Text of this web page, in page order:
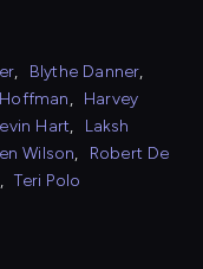
, Blythe Danner,
, Harvey
Hart,
Laksh
Wilson,
Robert De
, Teri Polo